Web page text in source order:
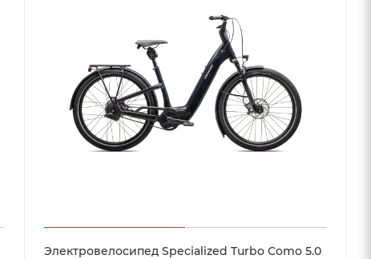
Электровелосипед Specialized Turbo Como 5.0